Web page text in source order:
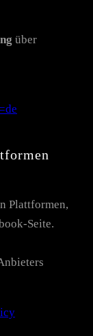
über
Plattformen,
Seite.